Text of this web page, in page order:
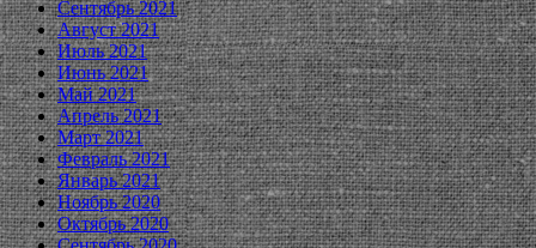
Сентябрь 2021
Август 2021
Июль 2021
Июнь 2021
Май 2021
Апрель 2021
Март 2021
Февраль 2021
Январь 2021
Ноябрь 2020
Октябрь 2020